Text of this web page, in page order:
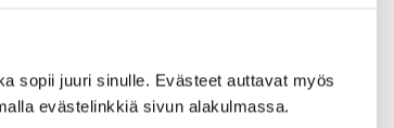
sopii juuri sinulle. Evästeet auttavat myös
evästelinkkiä sivun alakulmassa.
Innostun